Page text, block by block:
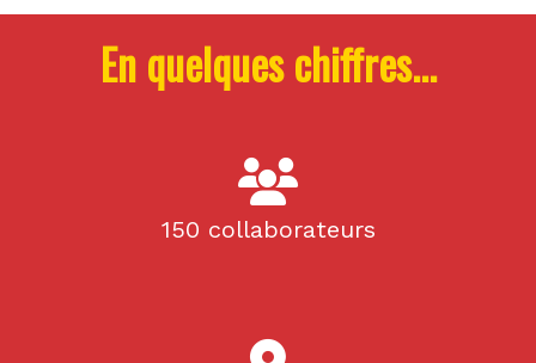
En quelques chiffres...
150 collaborateurs